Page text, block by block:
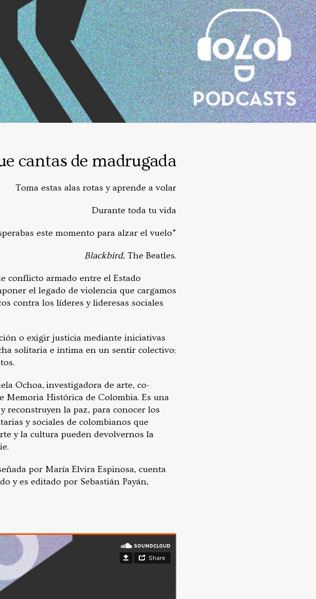
cantas de madrugada
Toma estas alas rotas y aprende a volar
Durante toda tu vida
este momento para alzar el vuelo”
Blackbird, The Beatles.
conflicto armado entre el Estado
el legado de violencia que cargamos
contra los líderes y lideresas sociales
o exigir justicia mediante iniciativas
solitaria e íntima en un sentir colectivo;
.
Ochoa, investigadora de arte, co-
Memoria Histórica de Colombia. Es una
reconstruyen la paz, para conocer los
y sociales de colombianos que
y la cultura pueden devolvernos la
por María Elvira Espinosa, cuenta
y es editado por Sebastián Payán,